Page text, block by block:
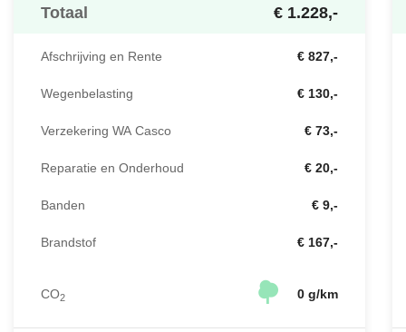
Totaal € 1.228,-
Afschrijving en Rente € 827,-
Wegenbelasting € 130,-
Verzekering WA Casco € 73,-
Reparatie en Onderhoud € 20,-
Banden € 9,-
Brandstof € 167,-
CO2 0 g/km